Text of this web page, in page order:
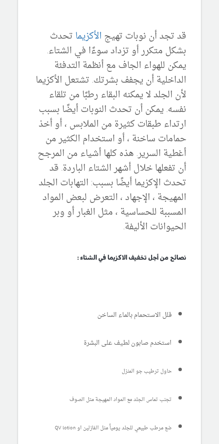
قد تجد أن نوبات تهيج الأكزيما تحدث
بشكل متكرر أو تزداد سوءًا في الشتاء.
يمكن للهواء الجاف مع أنظمة التدفئة
الداخلية أن يجفف بشرتك. تشتعل الأكزيما
لأن الجلد لا يمكنه البقاء رطبًا من تلقاء
نفسه. يمكن أن تحدث النوبات أيضًا بسبب
ارتداء طبقات كثيرة من الملابس ، أو أخذ
حمامات ساخنة ، أو استخدام الكثير من
أغطية السرير. هذه كلها أشياء من المرجح
أن تفعلها خلال أشهر الشتاء الباردة. قد
تحدث الإكزيما أيضًا بسبب: التهابات الجلد
المهيجة ، الإجهاد ، التعرض لبعض المواد
المسببة للحساسية ، مثل الغبار أو وبر
الحيوانات الأليفة.
نصائح من أجل تخفيف الاكزيما في الشتاء :
قلل الاستحمام بالماء الساخن
استخدم صابون لطيف على البشرة
حاول ترطيب جو المنزل
تجنب تماس الجلد مع المواد المهيجة مثل الصوف
ضع مرطب طبيعي للجلد يومياً مثل الفازلين او QV lotion